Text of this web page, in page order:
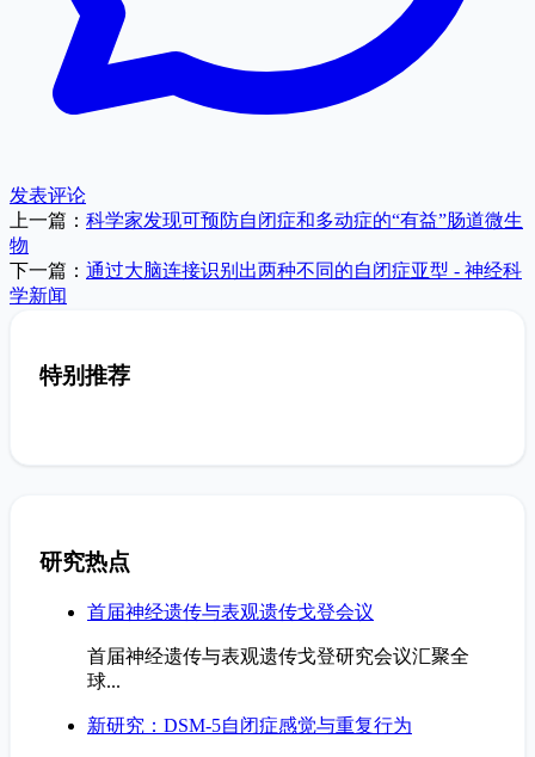
发表评论
上一篇： 科学家发现可预防自闭症和多动症的“有益”肠道微生
物
下一篇： 通过大脑连接识别出两种不同的自闭症亚型 - 神经科
学新闻
特别推荐
研究热点
首届神经遗传与表观遗传戈登会议
首届神经遗传与表观遗传戈登研究会议汇聚全
球...
新研究：DSM-5自闭症感觉与重复行为